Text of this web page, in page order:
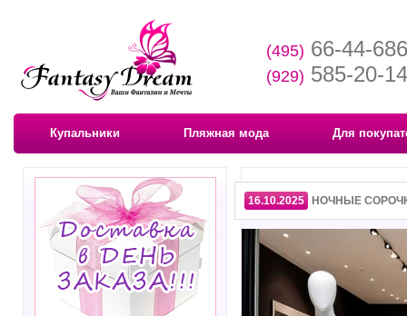
(495) 66-44-686
(929) 585-20-14
Купальники Пляжная мода Для
16.10.2025 НОЧНЫЕ